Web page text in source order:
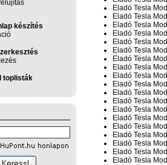
készítés
toplisták
Eladó Tesla
Eladó Tesla
Eladó Tesla
Eladó Tesla
Eladó Tesla
Eladó Tesla
Eladó Tesla
Eladó Tesla
Eladó Tesla
Eladó Tesla
Eladó Tesla
Eladó Tesla
Eladó Tesla
Eladó Tesla
Eladó Tesla
Eladó Tesla
Eladó Tesla
Eladó Tesla
Eladó Tesla